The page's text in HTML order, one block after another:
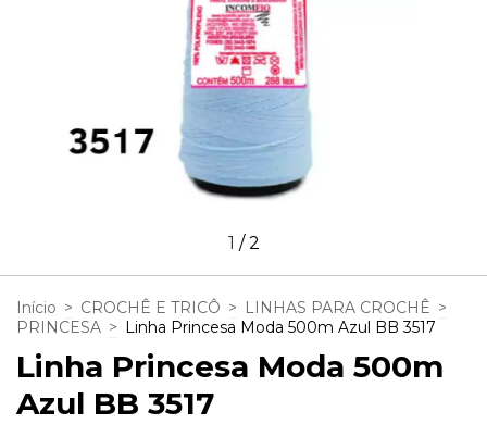
1 /2
Início > CROCHÊ E TRICÔ > LINHAS PARA CROCHÊ >
PRINCESA > Linha Princesa Moda 500m Azul BB 3517
Linha Princesa Moda 500m
Azul BB 3517